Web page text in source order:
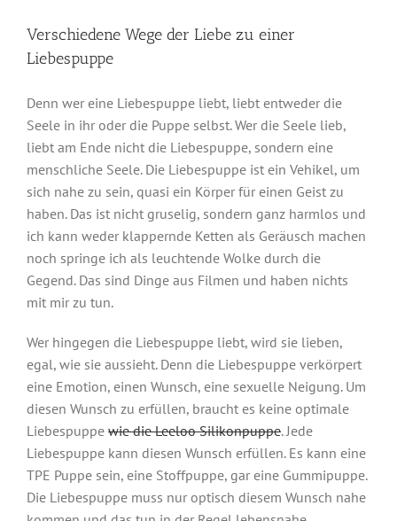
Verschiedene Wege der Liebe zu einer
Liebespuppe
Denn wer eine Liebespuppe liebt, liebt entweder die
Seele in ihr oder die Puppe selbst. Wer die Seele lieb,
liebt am Ende nicht die Liebespuppe, sondern eine
menschliche Seele. Die Liebespuppe ist ein Vehikel, um
sich nahe zu sein, quasi ein Körper für einen Geist zu
haben. Das ist nicht gruselig, sondern ganz harmlos und
ich kann weder klappernde Ketten als Geräusch machen
noch springe ich als leuchtende Wolke durch die
Gegend. Das sind Dinge aus Filmen und haben nichts
mit mir zu tun.
Wer hingegen die Liebespuppe liebt, wird sie lieben,
egal, wie sie aussieht. Denn die Liebespuppe verkörpert
eine Emotion, einen Wunsch, eine sexuelle Neigung. Um
diesen Wunsch zu erfüllen, braucht es keine optimale
Liebespuppe wie die Leeloo Silikonpuppe. Jede
Liebespuppe kann diesen Wunsch erfüllen. Es kann eine
TPE Puppe sein, eine Stoffpuppe, gar eine Gummipuppe.
Die Liebespuppe muss nur optisch diesem Wunsch nahe